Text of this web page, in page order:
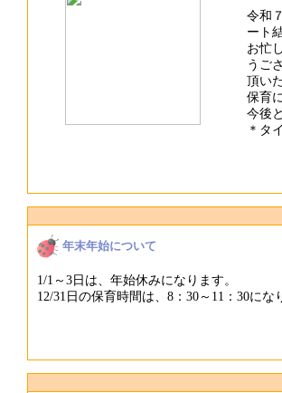
令和
ート
お忙
うご
頂い
保育
今後
＊タ
年末年始について
1/1～3日は、年始休みになります。
12/31日の保育時間は、8：30～11：30に